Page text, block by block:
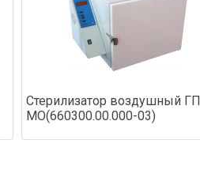
Стерилизатор воздушный
МО(660300.00.000-03)